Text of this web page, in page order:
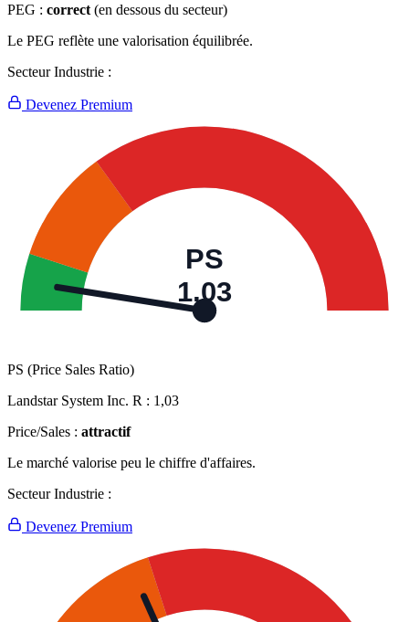
PEG : correct (en dessous du secteur)
Le PEG reflète une valorisation équilibrée.
Secteur Industrie :
Devenez Premium
PS
1,03
PS (Price Sales Ratio)
Landstar System Inc. R : 1,03
Price/Sales : attractif
Le marché valorise peu le chiffre d'affaires.
Secteur Industrie :
Devenez Premium